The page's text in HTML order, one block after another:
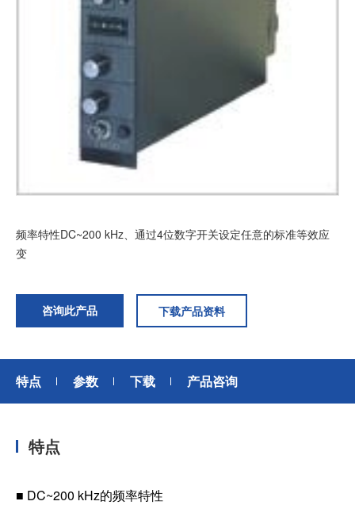
频率特性DC~200 kHz、通过4位数字开关设定任意的标准等效应
变
咨询此产品 下载产品资料
特点 参数 下载 产品咨询
特点
■ DC~200 kHz的频率特性